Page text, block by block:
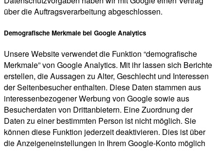
über die Auftragsverarbeitung abgeschlossen.
Demografische Merkmale bei Google Analytics
Unsere Website verwendet die Funktion “demografische
Merkmale” von Google Analytics. Mit ihr lassen sich Berichte
erstellen, die Aussagen zu Alter, Geschlecht und Interessen
der Seitenbesucher enthalten. Diese Daten stammen aus
interessenbezogener Werbung von Google sowie aus
Besucherdaten von Drittanbietern. Eine Zuordnung der
Daten zu einer bestimmten Person ist nicht möglich. Sie
können diese Funktion jederzeit deaktivieren. Dies ist über
die Anzeigeneinstellungen in Ihrem Google-Konto möglich